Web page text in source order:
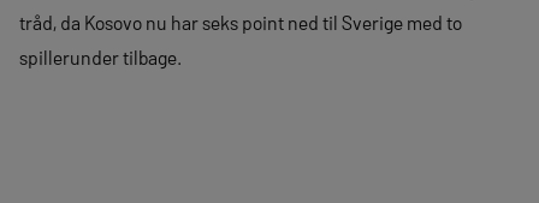
tråd, da Kosovo nu har seks point ned til Sverige med to
spillerunder tilbage.